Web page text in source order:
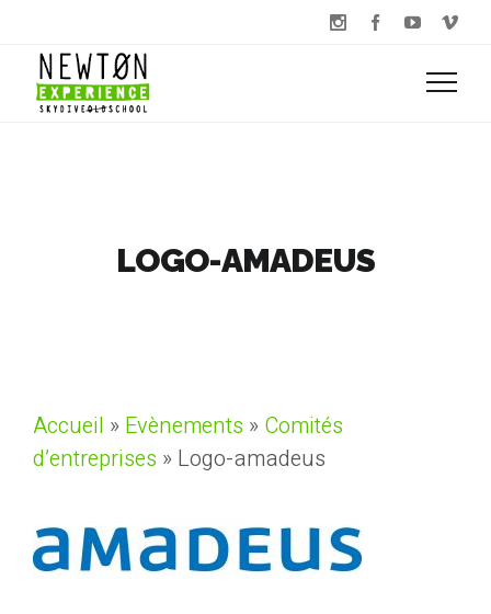
LOGO-AMADEUS
Accueil » Evènements » Comités
d’entreprises » Logo-amadeus